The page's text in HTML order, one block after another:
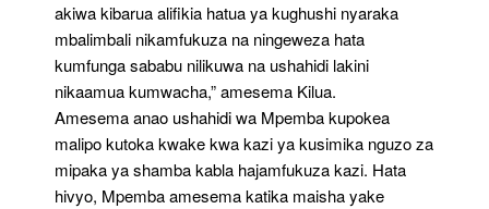
akiwa kibarua alifikia hatua ya kughushi nyaraka
mbalimbali nikamfukuza na ningeweza hata
kumfunga sababu nilikuwa na ushahidi lakini
nikaamua kumwacha,” amesema Kilua.
Amesema anao ushahidi wa Mpemba kupokea
malipo kutoka kwake kwa kazi ya kusimika nguzo za
mipaka ya shamba kabla hajamfukuza kazi. Hata
hivyo, Mpemba amesema katika maisha yake